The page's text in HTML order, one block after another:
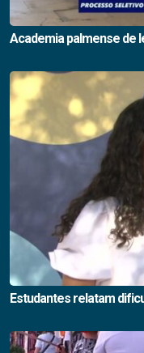
Academia palmense de
Estudantes relatam